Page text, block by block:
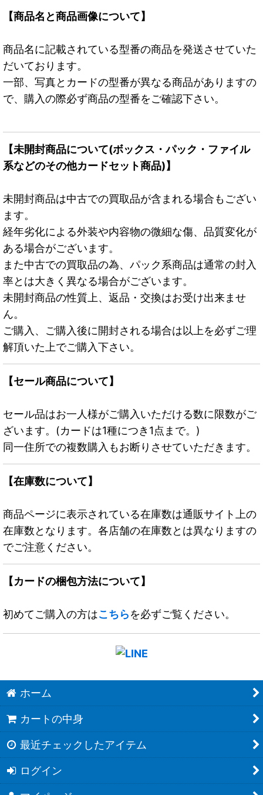
【商品名と商品画像について】
商品名に記載されている型番の商品を発送させていた
だいております。
一部、写真とカードの型番が異なる商品がありますの
で、購入の際必ず商品の型番をご確認下さい。
【未開封商品について(ボックス・パック・ファイル
系などのその他カードセット商品)】
未開封商品は中古での買取品が含まれる場合もござい
ます。
経年劣化による外装や内容物の微細な傷、品質変化が
ある場合がございます。
また中古での買取品の為、パック系商品は通常の封入
率とは大きく異なる場合がございます。
未開封商品の性質上、返品・交換はお受け出来ませ
ん。
ご購入、ご購入後に開封される場合は以上を必ずご理
解頂いた上でご購入下さい。
【セール商品について】
セール品はお一人様がご購入いただける数に限数がご
ざいます。(カードは1種につき1点まで。)
同一住所での複数購入もお断りさせていただきます。
【在庫数について】
商品ページに表示されている在庫数は通販サイト上の
在庫数となります。各店舗の在庫数とは異なりますの
でご注意ください。
【カードの梱包方法について】
初めてご購入の方はこちらを必ずご覧ください。
ホーム
カートの中身
最近チェックしたアイテム
ログイン